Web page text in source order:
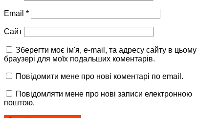
Email *
Сайт
Зберегти моє ім'я, e-mail, та адресу сайту в цьому
браузері для моїх подальших коментарів.
Повідомити мене про нові коментарі по email.
Повідомляти мене про нові записи електронною
поштою.